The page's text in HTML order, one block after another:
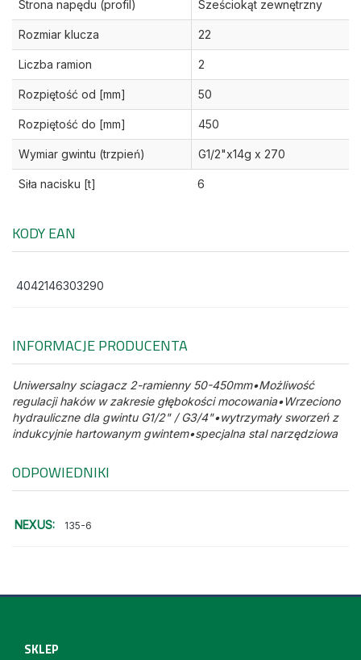
Strona napędu (profil) Sześciokąt zewnętrzny
Rozmiar klucza 22
Liczba ramion 2
Rozpiętość od [mm] 50
Rozpiętość do [mm] 450
Wymiar gwintu (trzpień) G1/2"x14g x 270
Siła nacisku [t] 6
KODY EAN
4042146303290
INFORMACJE PRODUCENTA
Uniwersalny sciagacz 2-ramienny 50-450mm•Możliwość
regulacji haków w zakresie głębokości mocowania•Wrzeciono
hydrauliczne dla gwintu G1/2" / G3/4"•wytrzymały sworzeń z
indukcyjnie hartowanym gwintem•specjalna stal narzędziowa
ODPOWIEDNIKI
NEXUS: 135-6
SKLEP